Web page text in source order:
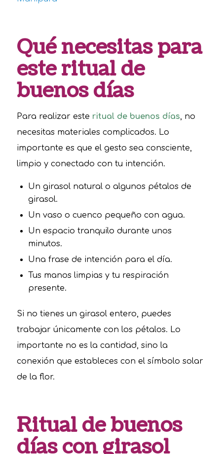
Qué necesitas para
este ritual de
buenos días
Para realizar este ritual de buenos días, no
necesitas materiales complicados. Lo
importante es que el gesto sea consciente,
limpio y conectado con tu intención.
Un girasol natural o algunos pétalos de
girasol.
Un vaso o cuenco pequeño con agua.
Un espacio tranquilo durante unos
minutos.
Una frase de intención para el día.
Tus manos limpias y tu respiración
presente.
Si no tienes un girasol entero, puedes
trabajar únicamente con los pétalos. Lo
importante no es la cantidad, sino la
conexión que estableces con el símbolo solar
de la flor.
Ritual de buenos
días con girasol